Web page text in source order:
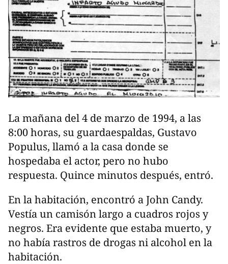
La mañana del 4 de marzo de 1994, a las
8:00 horas, su guardaespaldas, Gustavo
Populus, llamó a la casa donde se
hospedaba el actor, pero no hubo
respuesta. Quince minutos después, entró.
En la habitación, encontró a John Candy.
Vestía un camisón largo a cuadros rojos y
negros. Era evidente que estaba muerto, y
no había rastros de drogas ni alcohol en la
habitación.